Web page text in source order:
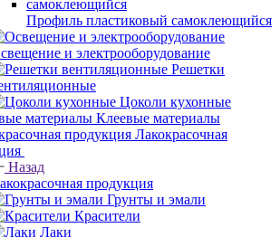
Профиль пластиковый самоклеющийся
и электрооборудование
Решетки
Цоколи кухонные
Клеевые материалы
Лакокрасочная
Назад
продукция
Грунты и эмали
Красители
Лаки